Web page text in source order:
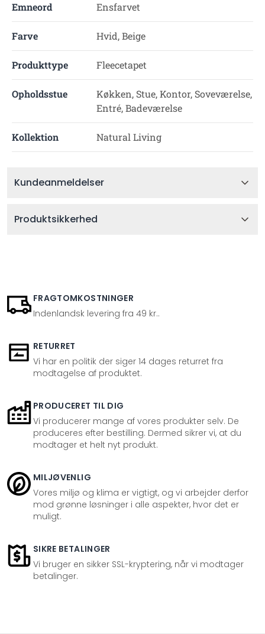
Emneord Ensfarvet
Farve Hvid, Beige
Produkttype Fleecetapet
Opholdsstue
Køkken, Stue, Kontor, Soveværelse,
Entré, Badeværelse
Kollektion Natural Living
Kundeanmeldelser
Produktsikkerhed
FRAGTOMKOSTNINGER
Indenlandsk levering fra 49 kr..
RETURRET
Vi har en politik der siger 14 dages returret fra
modtagelse af produktet.
PRODUCERET TIL DIG
Vi producerer mange af vores produkter selv. De
produceres efter bestilling. Dermed sikrer vi, at du
modtager et helt nyt produkt.
MILJØVENLIG
Vores miljø og klima er vigtigt, og vi arbejder derfor
mod grønne løsninger i alle aspekter, hvor det er
muligt.
SIKRE BETALINGER
Vi bruger en sikker SSL-kryptering, når vi modtager
betalinger.